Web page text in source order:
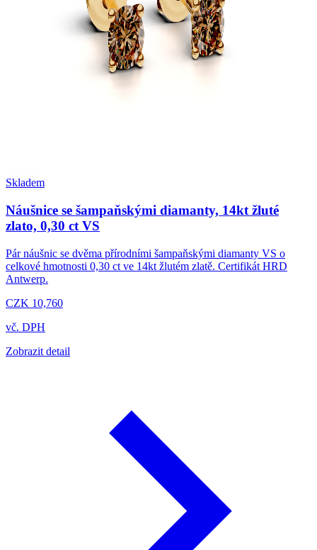
Skladem
Náušnice se šampaňskými diamanty, 14kt žluté
zlato, 0,30 ct VS
Pár náušnic se dvěma přírodními šampaňskými diamanty VS o
celkové hmotnosti 0,30 ct ve 14kt žlutém zlatě. Certifikát HRD
Antwerp.
CZK 10,760
vč. DPH
Zobrazit detail